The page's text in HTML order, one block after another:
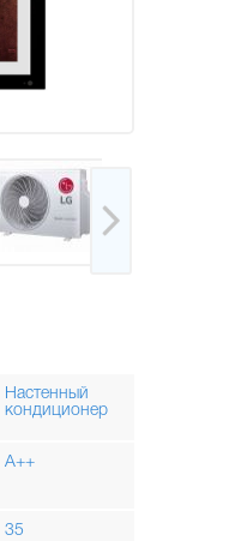
Настенный
кондиционер
A++
35